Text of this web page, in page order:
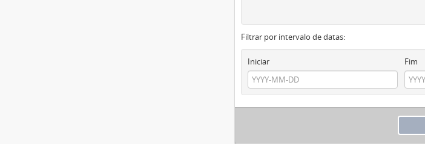
Filtrar por intervalo de datas:
Iniciar
Fim